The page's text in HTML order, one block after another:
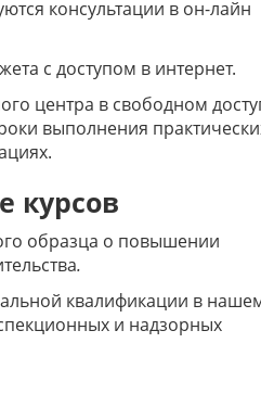
консультации в он-лайн
с доступом в интернет.
центра в свободном
выполнения
курсов
образца о повышении
.
квалификации в
и надзорных